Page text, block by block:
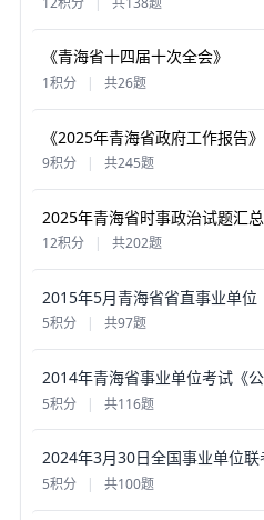
《青海省十四届十次全会》
1积分 | 共26题
《2025年青海省政府工作报告》
9积分 | 共245题
2025年青海省时事政治试题汇总
12积分 | 共202题
5积分 共97题
5积分 | 共116题
5积分 | 共100题